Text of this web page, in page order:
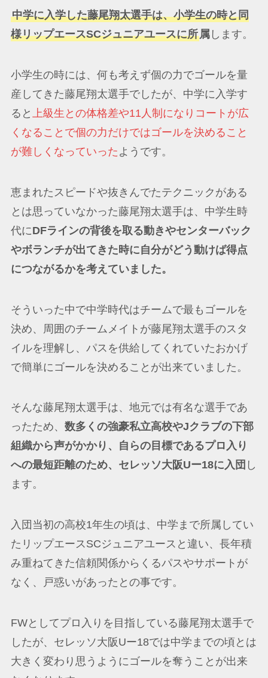
中学に入学した藤尾翔太選手は、小学生の時と同
様リップエースSCジュニアユースに所属します。
小学生の時には、何も考えず個の力でゴールを量
産してきた藤尾翔太選手でしたが、中学に入学す
ると
上級生との体格差や11人制になりコートが広
くなることで個の力だけではゴールを決めること
が難しくなっていった ようです。
恵まれたスピードや抜きんでたテクニックがある
とは思っていなかった藤尾翔太選手は、中学生時
代にDFラインの背後を取る動きやセンターバック
やボランチが出てきた時に自分がどう動けば得点
につながるかを考えていました。
そういった中で中学時代はチームで最もゴールを
決め、周囲のチームメイトが藤尾翔太選手のスタ
イルを理解し、パスを供給してくれていたおかげ
で簡単にゴールを決めることが出来ていました。
そんな藤尾翔太選手は、地元では有名な選手であ
ったため、 数多くの強豪私立高校やJクラブの下部
組織から声がかかり、自らの目標であるプロ入り
への最短距離のため、セレッソ大阪Uー18に入団 し
ます。
入団当初の高校1年生の頃は、中学まで所属してい
たリップエースSCジュニアユースと違い、長年積
み重ねてきた信頼関係からくるパスやサポートが
なく、戸惑いがあったとの事です。
FWとしてプロ入りを目指している藤尾翔太選手で
したが、セレッソ大阪Uー18では中学までの頃とは
大きく変わり思うようにゴールを奪うことが出来